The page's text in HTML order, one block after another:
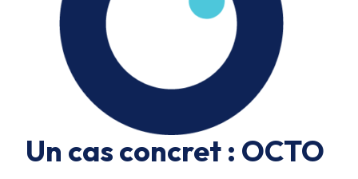
Un cas concret : OCTO